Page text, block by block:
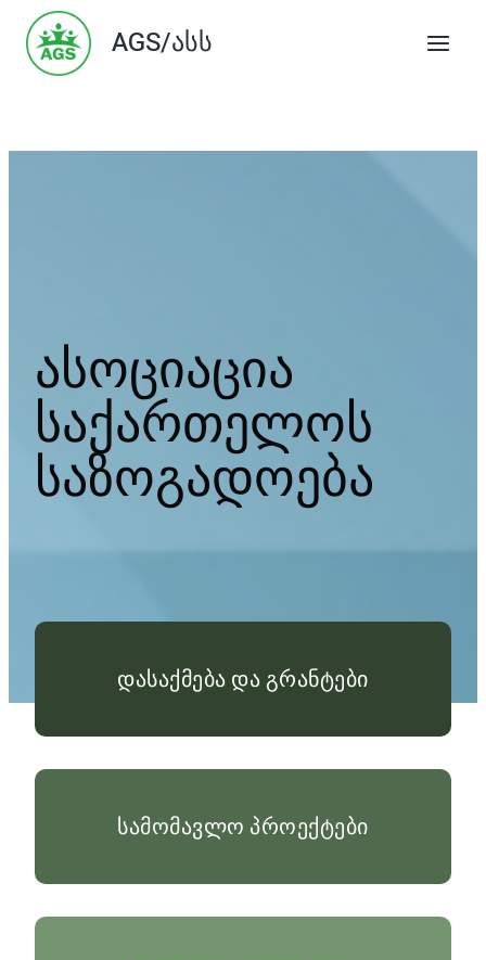
Skip
content
AGS/ასს
ასოციაცია
საქართელოს
საზოგადოება
დასაქმება და გრანტები
სამომავლო პროექტები